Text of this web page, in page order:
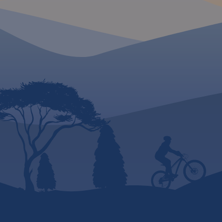
poglądowa rozległego
obszaru, jakim są Warmia i
zwłaszcza turystom
sieć dróg, wybraną bazę
noclegową oraz propozycje
najciekawszych atrakcji
regionu. Wśród nich znajdują
się: zamki, pałace, kościoły,
muzea, zabytki techniki,
obiekty militarne, cuda
przyrody, wyróżniające się
miejsca widokowe i
panoramy. Mapę offline można
zakupić w aplikacji Traseo na